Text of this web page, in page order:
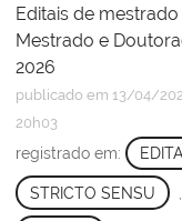
Editais de
Mestrado e
2026
publicado em 13/04/
20h03
registrado em: EDITAL
STRICTO SENSU